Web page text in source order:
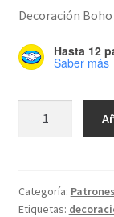
Decoración Boho
Hasta 12
Saber más
Categoría:
Etiquetas: